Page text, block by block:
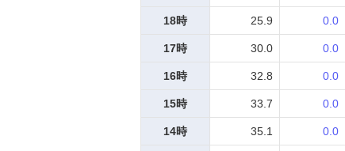
18時 25.9 0.0
17時 30.0 0.0
16時 32.8 0.0
15時 33.7 0.0
14時 35.1 0.0